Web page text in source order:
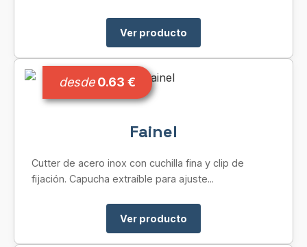
Ver producto
desde0.63 €
Fainel
Cutter de acero inox con cuchilla fina y clip de
fijación. Capucha extraíble para ajuste...
Ver producto